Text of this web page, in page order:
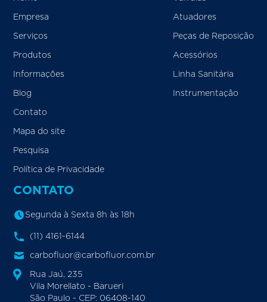
Empresa
Serviços
Produtos
Informações
Blog
Contato
Mapa do site
Pesquisa
Política de Privacidade
Atuadores
Peças de Reposição
Acessórios
Linha Sanitária
Instrumentação
CONTATO
Segunda à Sexta 8h às 18h
(11) 4161-6144
carbofluor@carbofluor.com.br
Rua Jaú, 235
Vila Morellato - Barueri
São Paulo - CEP: 06408-140